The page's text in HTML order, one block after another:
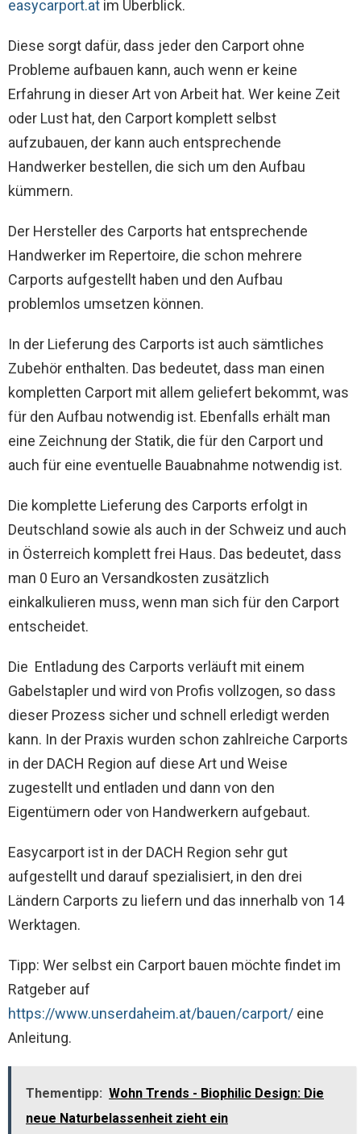
easycarport.at im Überblick.
Diese sorgt dafür, dass jeder den Carport ohne
Probleme aufbauen kann, auch wenn er keine
Erfahrung in dieser Art von Arbeit hat. Wer keine Zeit
oder Lust hat, den Carport komplett selbst
aufzubauen, der kann auch entsprechende
Handwerker bestellen, die sich um den Aufbau
kümmern.
Der Hersteller des Carports hat entsprechende
Handwerker im Repertoire, die schon mehrere
Carports aufgestellt haben und den Aufbau
problemlos umsetzen können.
In der Lieferung des Carports ist auch sämtliches
Zubehör enthalten. Das bedeutet, dass man einen
kompletten Carport mit allem geliefert bekommt, was
für den Aufbau notwendig ist. Ebenfalls erhält man
eine Zeichnung der Statik, die für den Carport und
auch für eine eventuelle Bauabnahme notwendig ist.
Die komplette Lieferung des Carports erfolgt in
Deutschland sowie als auch in der Schweiz und auch
in Österreich komplett frei Haus. Das bedeutet, dass
man 0 Euro an Versandkosten zusätzlich
einkalkulieren muss, wenn man sich für den Carport
entscheidet.
Die Entladung des Carports verläuft mit einem
Gabelstapler und wird von Profis vollzogen, so dass
dieser Prozess sicher und schnell erledigt werden
kann. In der Praxis wurden schon zahlreiche Carports
in der DACH Region auf diese Art und Weise
zugestellt und entladen und dann von den
Eigentümern oder von Handwerkern aufgebaut.
Easycarport ist in der DACH Region sehr gut
aufgestellt und darauf spezialisiert, in den drei
Ländern Carports zu liefern und das innerhalb von 14
Werktagen.
Tipp: Wer selbst ein Carport bauen möchte findet im
Ratgeber auf
https://www.unserdaheim.at/bauen/carport/ eine
Anleitung.
Thementipp: Wohn Trends - Biophilic Design: Die
neue Naturbelassenheit zieht ein